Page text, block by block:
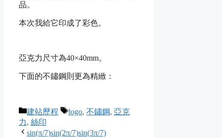
品。
本次我給它印成了彩色。
亞克力尺寸為40×40mm。
下面的不鏽鋼則更為精緻：
Categories
建站歷程 Tags
logo, 不鏽鋼, 亞克
力, 絲印
sin(π/7)sin(2π/7)sin(3π/7)